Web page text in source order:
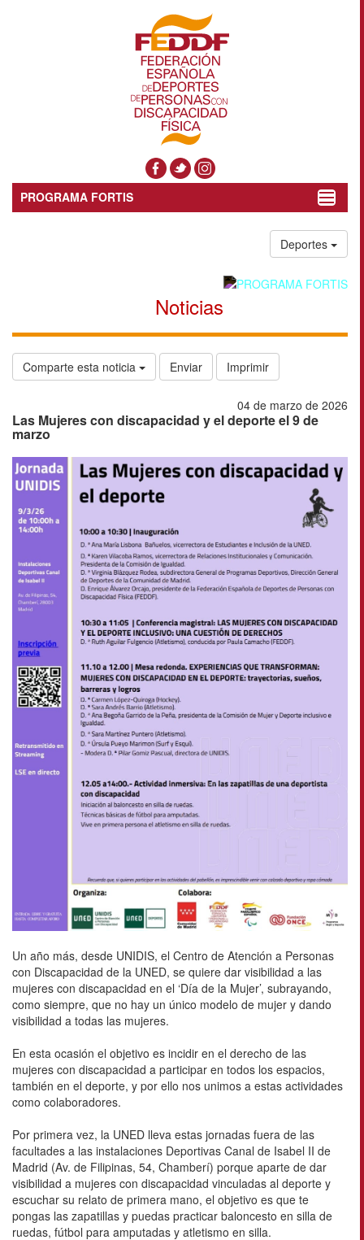
PROGRAMA FORTIS
Toggle
Deportes
Noticias
Comparte esta noticia Enviar Imprimir
04 de marzo de 2026
Las Mujeres con discapacidad y el deporte el 9 de
marzo
Un año más, desde UNIDIS, el Centro de Atención a Personas
con Discapacidad de la UNED, se quiere dar visibilidad a las
mujeres con discapacidad en el ‘Día de la Mujer’, subrayando,
como siempre, que no hay un único modelo de mujer y dando
visibilidad a todas las mujeres.
En esta ocasión el objetivo es incidir en el derecho de las
mujeres con discapacidad a participar en todos los espacios,
también en el deporte, y por ello nos unimos a estas actividades
como colaboradores.
Por primera vez, la UNED lleva estas jornadas fuera de las
facultades a las instalaciones Deportivas Canal de Isabel II de
Madrid (Av. de Filipinas, 54, Chamberí) porque aparte de dar
visibilidad a mujeres con discapacidad vinculadas al deporte y
escuchar su relato de primera mano, el objetivo es que te
pongas las zapatillas y puedas practicar baloncesto en silla de
ruedas, fútbol para amputadas y atletismo en silla.